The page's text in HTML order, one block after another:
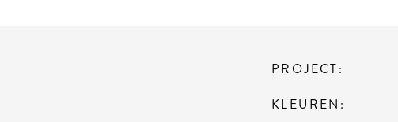
PROJECT
KLEUREN